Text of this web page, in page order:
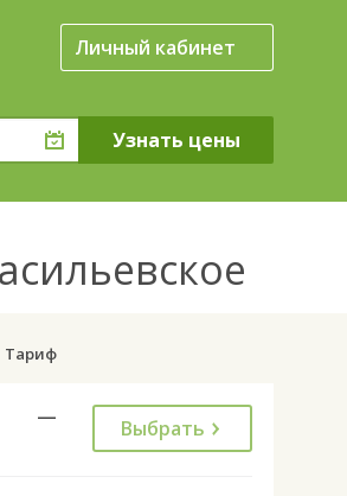
Личный кабинет
Тариф
— Выбрать